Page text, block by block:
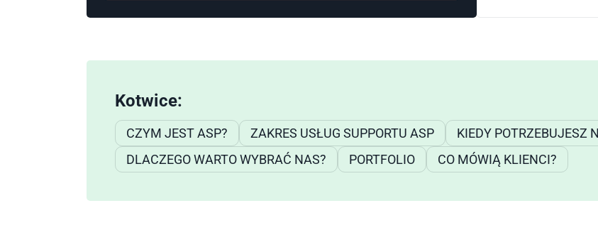
Kotwice:
CZYM JEST ASP? ZAKRES USŁUG SUPPORTU ASP
KIEDY POTRZEBUJESZ
DLACZEGO WARTO WYBRAĆ NAS?
PORTFOLIO CO MÓWIĄ KLIENCI?